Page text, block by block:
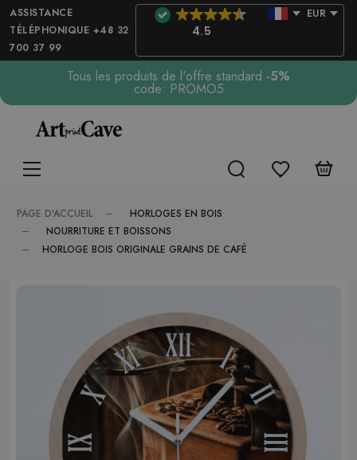
ASSISTANCE
TÉLÉPHONIQUE +48 32
700 37 99
4.5
EUR
Tous les produits de l'offre standard -5%
code: PROMO5
PAGE D'ACCUEIL
HORLOGES EN BOIS
NOURRITURE ET BOISSONS
HORLOGE BOIS ORIGINALE GRAINS DE CAFÉ